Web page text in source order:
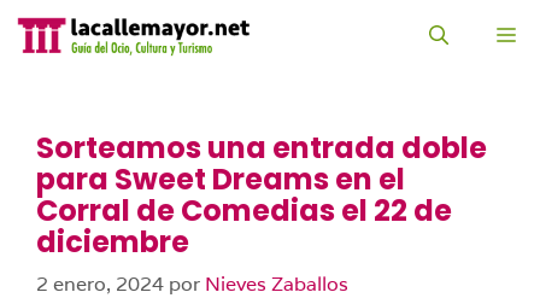
contenido
Sorteamos una entrada doble
para Sweet Dreams en el
Corral de Comedias el 22 de
diciembre
2 enero, 2024 por Nieves Zaballos